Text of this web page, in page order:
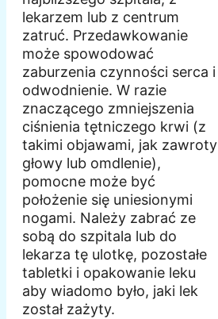
lekarzem lub z centrum
zatruć. Przedawkowanie
może spowodować
zaburzenia czynności serca i
odwodnienie. W razie
znaczącego zmniejszenia
ciśnienia tętniczego krwi (z
takimi objawami, jak zawroty
głowy lub omdlenie),
pomocne może być
położenie się uniesionymi
nogami. Należy zabrać ze
sobą do szpitala lub do
lekarza tę ulotkę, pozostałe
tabletki i opakowanie leku
aby wiadomo było, jaki lek
został zażyty.